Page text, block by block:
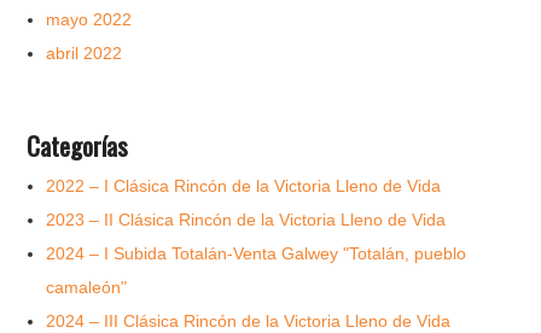
mayo 2022
abril 2022
Categorías
2022 – I Clásica Rincón de la Victoria Lleno de Vida
2023 – II Clásica Rincón de la Victoria Lleno de Vida
2024 – I Subida Totalán-Venta Galwey "Totalán, pueblo
camaleón"
2024 – III Clásica Rincón de la Victoria Lleno de Vida